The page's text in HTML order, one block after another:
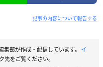
記事の内容について報告する
集部が作成・配信しています。 イ
先をご覧ください。